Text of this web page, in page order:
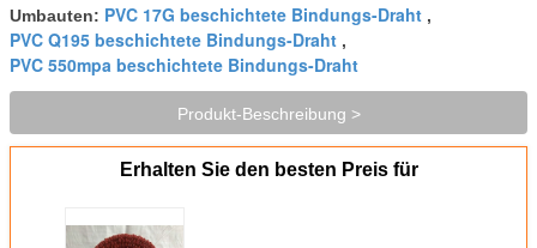
Umbauten: PVC 17G beschichtete Bindungs-Draht ,
PVC Q195 beschichtete Bindungs-Draht ,
PVC 550mpa beschichtete Bindungs-Draht
Produkt-Beschreibung >
Erhalten Sie den besten Preis für